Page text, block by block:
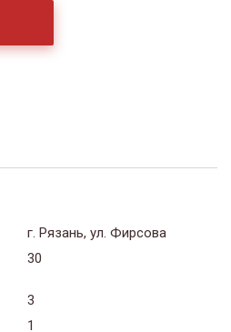
г. Рязань, ул. Фирсова
30
3
1